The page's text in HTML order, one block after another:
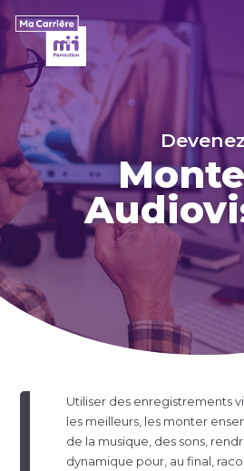
Devenez
Utiliser des enregistrements
les meilleurs, les monter
de la musique, des sons,
dynamique pour, au final,
Sur Twitter
Par e-mail